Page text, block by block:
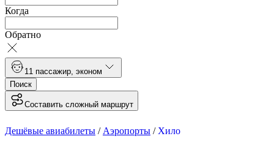
Когда
Обратно
1 1 пассажир эконом
Поиск
Составить сложный маршрут
Дешёвые авиабилеты / Аэропорты / Хило